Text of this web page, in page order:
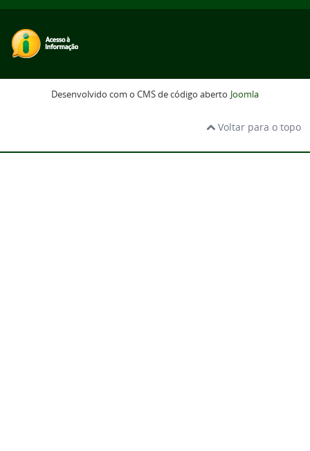
Desenvolvido com o CMS de código aberto Joomla
Voltar para o topo